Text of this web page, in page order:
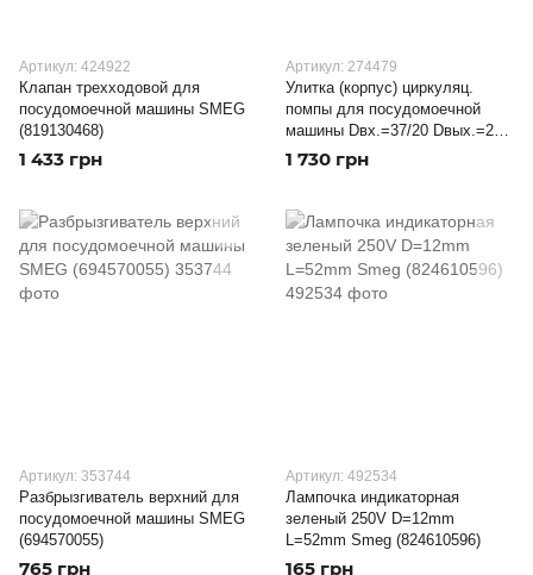
Артикул: 424922
Клапан трехходовой для
посудомоечной машины SMEG
(819130468)
1 433 грн
Артикул: 274479
Улитка (корпус) циркуляц.
помпы для посудомоечной
машины Dвх.=37/20 Dвых.=27
SMEG (690071087)
1 730 грн
Артикул: 353744
Разбрызгиватель верхний для
посудомоечной машины SMEG
(694570055)
765 грн
Артикул: 492534
Лампочка индикаторная
зеленый 250V D=12mm
L=52mm Smeg (824610596)
165 грн